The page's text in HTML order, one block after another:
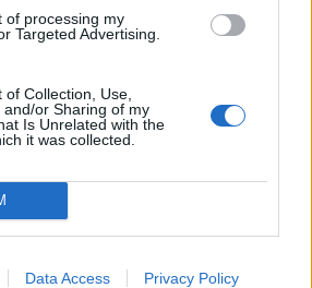
of processing my
Targeted Advertising.
Collection, Use,
and/or Sharing of my
Is Unrelated with the
it was collected.
Data Access Privacy Policy
ανάλογα με
του ΑΦΜ
το
τιμές από την
για την
στα Στενά